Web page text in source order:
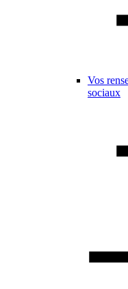
Vos
sociaux